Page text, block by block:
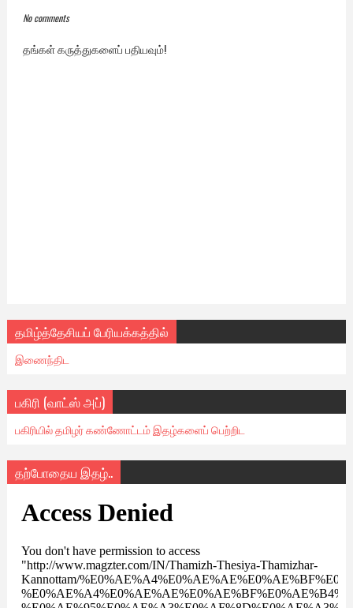
No comments
தங்கள் கருத்துகளைப் பதியவும்!
தமிழ்த்தேசியப் பேரியக்கத்தில்
இணைந்திட
பகிரி (வாட்ஸ் அப்)
பகிரியில் தமிழர் கண்ணோட்டம் இதழ்களைப் பெற்றிட
தற்போதைய இதழ்..